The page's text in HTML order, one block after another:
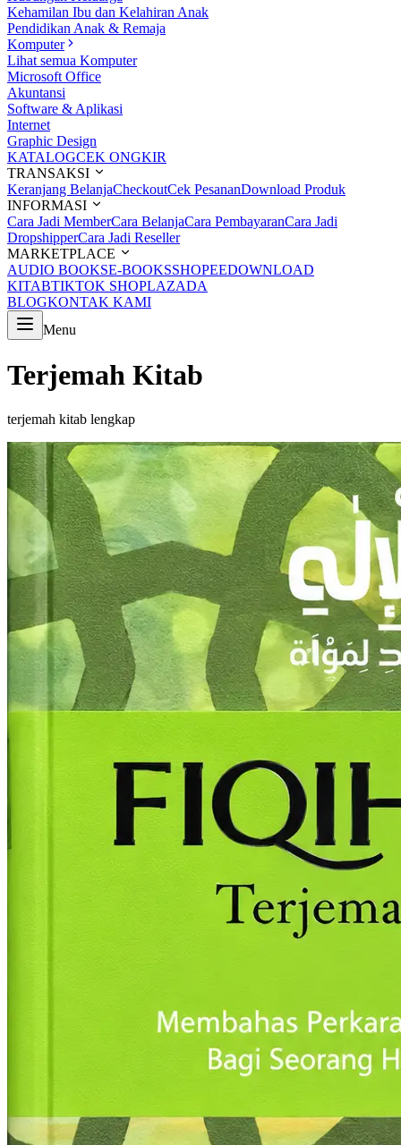
Kehamilan Ibu dan Kelahiran Anak
Pendidikan Anak & Remaja
Komputer
Lihat semua Komputer
Microsoft Office
Akuntansi
Software & Aplikasi
Internet
Graphic Design
KATALOGCEK ONGKIR
TRANSAKSI
Keranjang BelanjaCheckoutCek PesananDownload Produk
INFORMASI
Cara Jadi MemberCara BelanjaCara PembayaranCara Jadi
DropshipperCara Jadi Reseller
MARKETPLACE
AUDIO BOOKSE-BOOKSSHOPEEDOWNLOAD
KITABTIKTOK SHOPLAZADA
BLOGKONTAK KAMI
Menu
Terjemah Kitab
terjemah kitab lengkap